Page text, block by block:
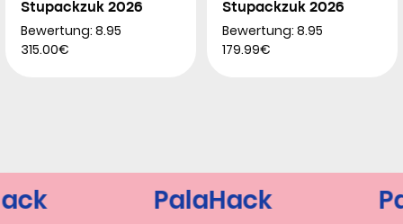
Stupackzuk 2026
Bewertung: 8.95
315.00€
Stupackzuk 2026
Bewertung: 8.95
179.99€